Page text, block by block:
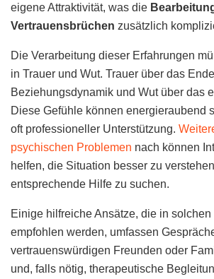
eigene Attraktivität, was die
Vertrauensbrüchen zusätzlich
Die Verarbeitung dieser Erfahrungen
in Trauer und Wut. Trauer über das
Beziehungsdynamik und Wut über das
Diese Gefühle können energieraubend
oft professioneller Unterstützung.
psychischen Problemen nach können
helfen, die Situation besser zu
entsprechende Hilfe zu suchen.
Einige hilfreiche Ansätze, die in
empfohlen werden, umfassen
vertrauenswürdigen Freunden oder
und, falls nötig, therapeutische